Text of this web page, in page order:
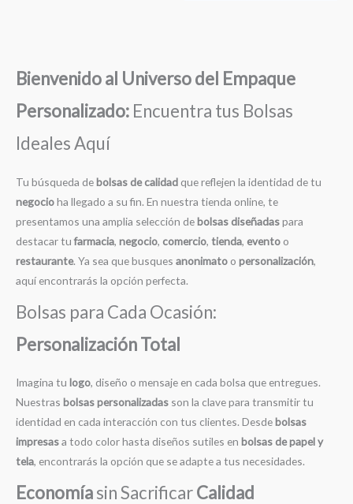
Bienvenido al Universo del Empaque
Personalizado: Encuentra tus Bolsas
Ideales Aquí
Tu búsqueda debolsas de calidad que reflejen la identidad de tu
negocioha llegado a su fin. En nuestra tienda online, te
presentamos una amplia selección debolsas diseñadaspara
destacar tu farmacia, negocio, comercio, tienda, evento o
restaurante. Ya sea que busques anonimato o personalización,
aquí encontrarás la opción perfecta.
Bolsas para Cada Ocasión:
Personalización Total
Imagina tu logo, diseño o mensaje en cada bolsa que entregues.
Nuestras bolsas personalizadas son la clave para transmitir tu
identidad en cada interacción con tus clientes. Desdebolsas
impresasa todo color hasta diseños sutiles en bolsas de papel y
tela, encontrarás la opción que se adapte a tus necesidades.
Economíasin SacrificarCalidad